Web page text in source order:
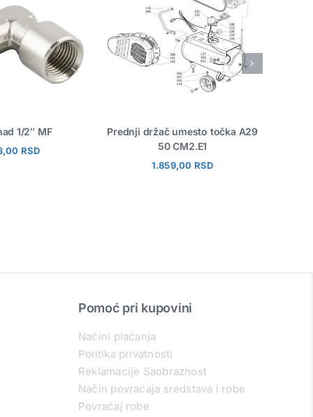
1/2″ MF
RSD
Prednji držač umesto točka A29
50 CM2.E1
1.859,00 RSD
Pomoć pri kupovini
Načini plaćanja
Politika privatnosti
Reklamacije Saobraznost
Način povraćaja sredstava i robe
Povraćaj robe